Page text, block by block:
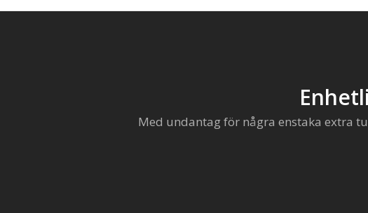
Med undantag för några enstaka extra